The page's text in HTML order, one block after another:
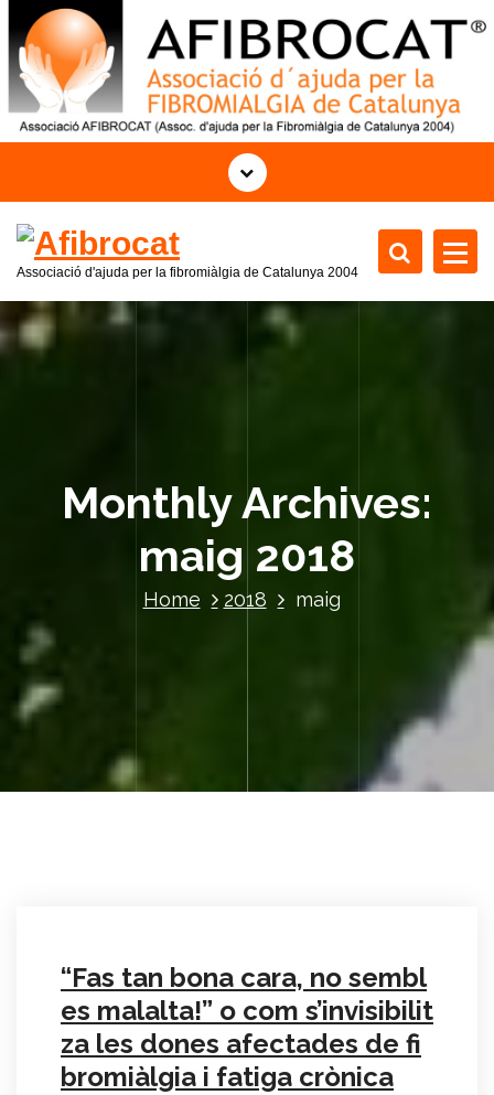
o
n
t
Associació d'ajuda per la fibromiàlgia de Catalunya 2004
Monthly Archives:
maig 2018
Home 2018 maig
“Fas tan bona cara, no sembl
es malalta!” o com s’invisibilit
za les dones afectades de fi
bromiàlgia i fatiga crònica